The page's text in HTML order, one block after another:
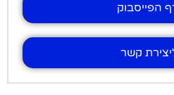
הפייסבוק
קשר